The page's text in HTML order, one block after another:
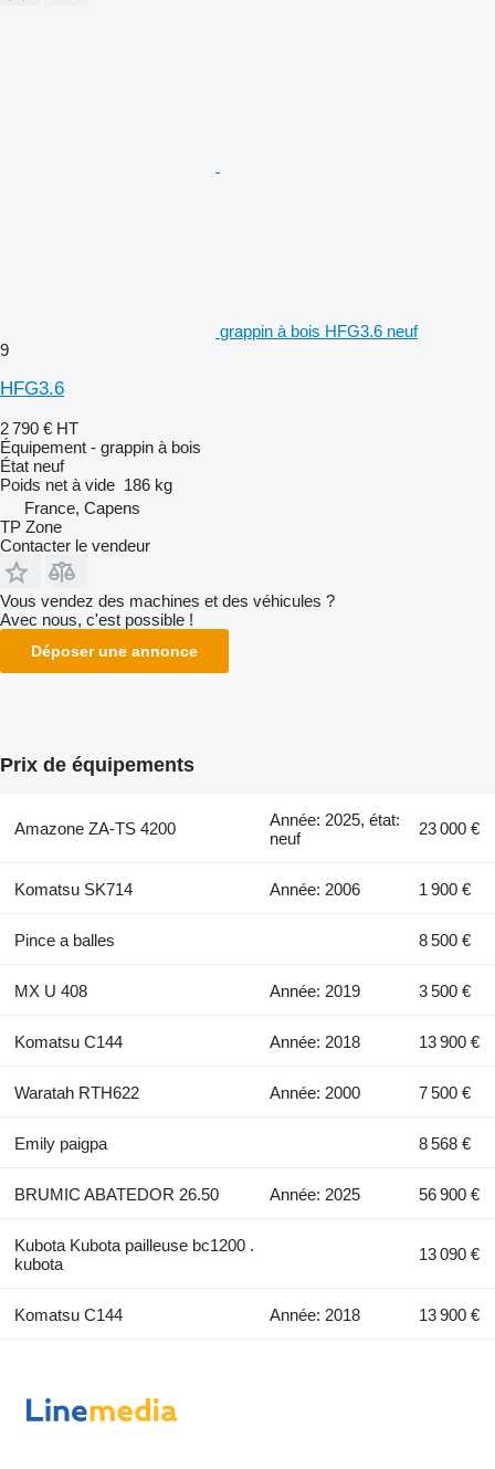
grappin à bois HFG3.6 neuf
9
HFG3.6
2 790 € HT
Équipement - grappin à bois
État neuf
Poids net à vide 186 kg
France, Capens
TP Zone
Contacter le vendeur
Vous vendez des machines et des véhicules ?
Avec nous, c'est possible !
Déposer une annonce
Prix de équipements
Amazone ZA-TS 4200
Année: 2025, état:
neuf
23 000 €
Komatsu SK714 Année: 2006 1 900 €
Pince a balles 8 500 €
MX U 408 Année: 2019 3 500 €
Komatsu C144 Année: 2018 13 900 €
Waratah RTH622 Année: 2000 7 500 €
Emily paigpa 8 568 €
BRUMIC ABATEDOR 26.50 Année: 2025 56 900 €
Kubota Kubota pailleuse bc1200 .
kubota
13 090 €
Komatsu C144 Année: 2018 13 900 €